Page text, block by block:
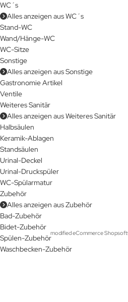
WC´s
Alles anzeigen aus WC´s
Stand-WC
Wand/Hänge-WC
WC-Sitze
Sonstige
Alles anzeigen aus Sonstige
Gastronomie Artikel
Ventile
Weiteres Sanitär
Alles anzeigen aus Weiteres Sanitär
Halbsäulen
Keramik-Ablagen
Standsäulen
Urinal-Deckel
Urinal-Druckspüler
WC-Spülarmatur
Zubehör
Alles anzeigen aus Zubehör
Bad-Zubehör
Bidet-Zubehör
Spülen-Zubehör
Waschbecken-Zubehör
modified eCommerce